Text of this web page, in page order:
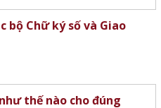
bộ Chữ ký số và Giao
thế nào cho đúng